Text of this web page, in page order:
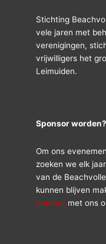
Stichting
vele jaren met
verenigingen,
vrijwilligers het
Leimuiden.
Sponsor worden?
Om ons
zoeken we elk
van de
kunnen blijven
contact met ons